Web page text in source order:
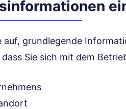
auf, grundlegende
Sie sich mit dem